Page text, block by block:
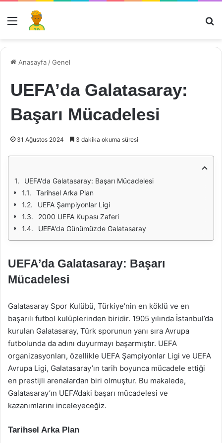
Menü
Anasayfa /Genel
UEFA’da Galatasaray:
Başarı Mücadelesi
31 Ağustos 2024 3 dakika okuma süresi
UEFA'da Galatasaray: Başarı Mücadelesi
Tarihsel Arka Plan
UEFA Şampiyonlar Ligi
2000 UEFA Kupası Zaferi
UEFA'da Günümüzde Galatasaray
UEFA’da Galatasaray: Başarı
Mücadelesi
Galatasaray Spor Kulübü, Türkiye’nin en köklü ve en
başarılı futbol kulüplerinden biridir. 1905 yılında İstanbul’da
kurulan Galatasaray, Türk sporunun yanı sıra Avrupa
futbolunda da adını duyurmayı başarmıştır. UEFA
organizasyonları, özellikle UEFA Şampiyonlar Ligi ve UEFA
Avrupa Ligi, Galatasaray’ın tarih boyunca mücadele ettiği
en prestijli arenalardan biri olmuştur. Bu makalede,
Galatasaray’ın UEFA’daki başarı mücadelesi ve
kazanımlarını inceleyeceğiz.
Tarihsel Arka Plan